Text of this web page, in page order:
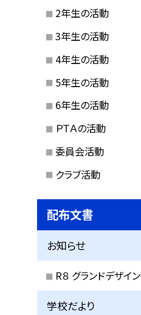
2年生の活動
3年生の活動
4年生の活動
5年生の活動
6年生の活動
ＰＴＡの活動
委員会活動
クラブ活動
配布文書
お知らせ
R８ グランドデザイン
学校だより